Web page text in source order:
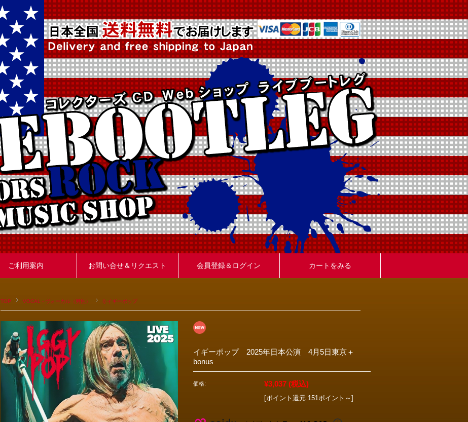
ご利用案内 お問い合せ＆リクエスト 会員登録＆ログイン カートをみる
TOP VOCAL - ヴォーカル（男性） I) イギーポップ
イギーポップ 2025年日本公演 4月5日東京＋
bonus
価格: ¥3,037 (税込)
[ポイント還元 151ポイント～]